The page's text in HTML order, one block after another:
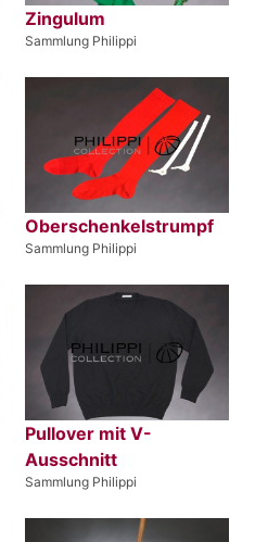
Zingulum
Sammlung Philippi
Oberschenkelstrumpf
Sammlung Philippi
Pullover mit V-
Ausschnitt
Sammlung Philippi